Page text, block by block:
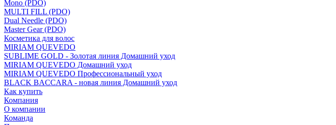
Mono (PDO)
MULTI FILL (PDO)
Dual Needle (PDO)
Master Gear (PDO)
Косметика для волос
MIRIAM QUEVEDO
SUBLIME GOLD - Золотая линия Домашний уход
MIRIAM QUEVEDO Домашний уход
MIRIAM QUEVEDO Профессиональный уход
BLACK BACCARA - новая линия Домашний уход
Как купить
Компания
О компании
Команда